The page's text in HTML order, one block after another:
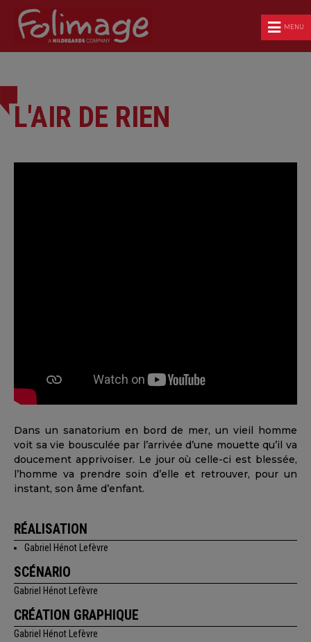
MENU
L'AIR DE RIEN
Dans un sanatorium en bord de mer, un vieil homme
voit sa vie bousculée par l’arrivée d’une mouette qu’il va
doucement apprivoiser. Le jour où celle-ci est blessée,
l’homme va prendre soin d’elle et retrouver, pour un
instant, son âme d’enfant.
RÉALISATION
Gabriel Hénot Lefèvre
SCÉNARIO
Gabriel Hénot Lefèvre
CRÉATION GRAPHIQUE
Gabriel Hénot Lefèvre